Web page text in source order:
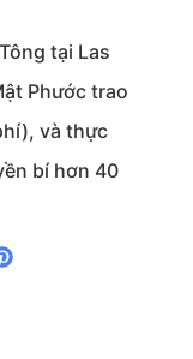
tại Las
Phước trao
và thực
bí hơn 40